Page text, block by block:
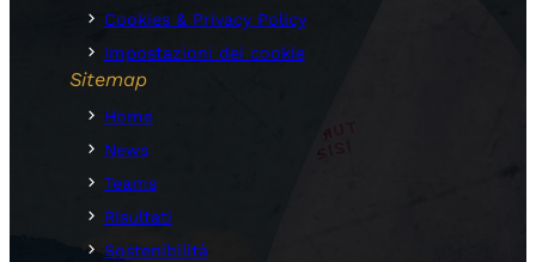
Cookies & Privacy Policy
Impostazioni dei cookie
Sitemap
Home
News
Teams
Risultati
Sostenibilità